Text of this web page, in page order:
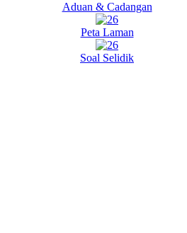
Aduan & Cadangan
Peta Laman
Soal Selidik